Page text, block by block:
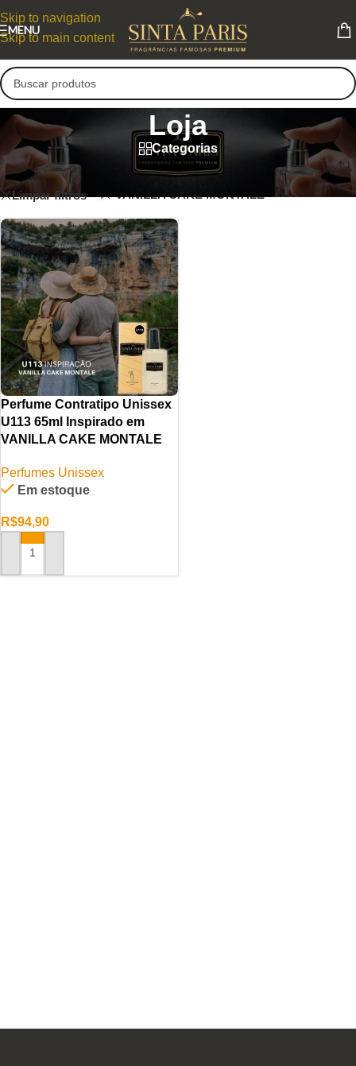
Skip to navigation
Skip to main content
MENU
Loja
Categorias
Loja
Limpar filtros VANILLA CAKE MONTALE
Perfume Contratipo Unissex
U113 65ml Inspirado em
VANILLA CAKE MONTALE
Perfumes Unissex
Em estoque
R$94,90
ADICIONAR AO CARRINHO